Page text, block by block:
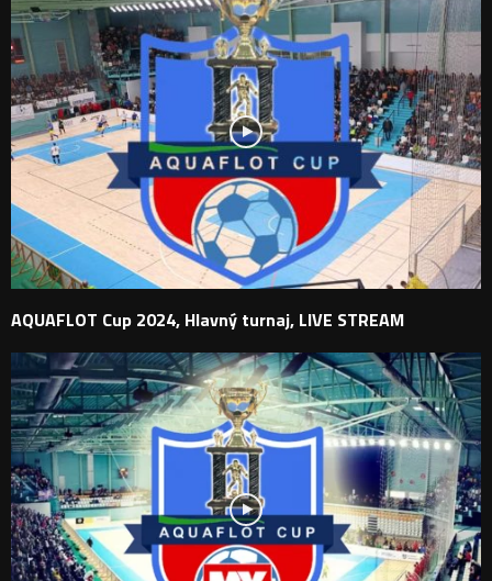
AQUAFLOT Cup 2024, Hlavný turnaj, LIVE STREAM